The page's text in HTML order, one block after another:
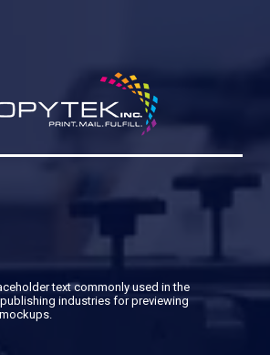
text commonly used in the
industries for previewing